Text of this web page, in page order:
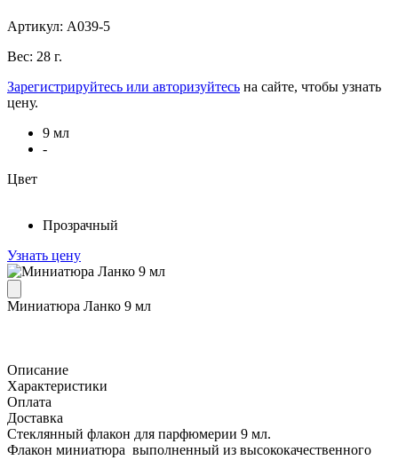
Артикул: А039-5
Вес: 28 г.
Зарегистрируйтесь или авторизуйтесь на сайте, чтобы узнать
цену.
9 мл
-
Цвет
Прозрачный
Узнать цену
Миниатюра Ланко 9 мл
Описание
Характеристики
Оплата
Доставка
Стеклянный флакон для парфюмерии 9 мл.
Флакон миниатюра выполненный из высококачественного